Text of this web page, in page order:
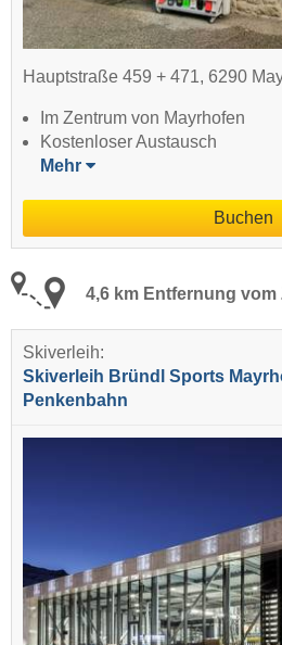
Hauptstraße 459 + 471, 6290
Im Zentrum von Mayrhofen
Kostenloser Austausch
Mehr
Buchen
4,6 km Entfernung vom
Skiverleih:
Skiverleih Bründl Sports
Penkenbahn